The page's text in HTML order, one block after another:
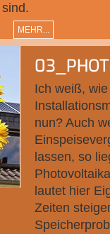
MEHR...
Ich weiß,
nun? Auch
lassen, so
lautet hier
Zeiten